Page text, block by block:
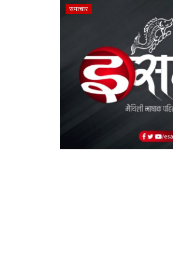
समाचार